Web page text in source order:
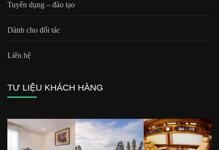
Tuyển dụng – đào tạo
Dành cho đối tác
Liên hệ
TƯ LIỆU KHÁCH HÀNG